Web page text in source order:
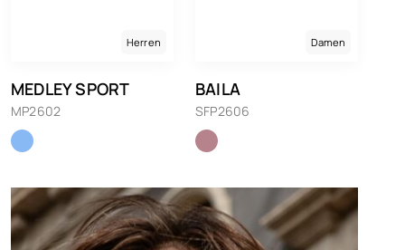
Herren
MEDLEY SPORT
MP2602
Damen
BAILA
SFP2606